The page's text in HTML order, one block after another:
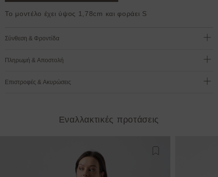
Το μοντέλο έχει ύψος 1,78cm και φοράει S
Σύνθεση & Φροντίδα
Πληρωμή & Αποστολή
Επιστροφές & Ακυρώσεις
Εναλλακτικές προτάσεις
Προσθήκη στη